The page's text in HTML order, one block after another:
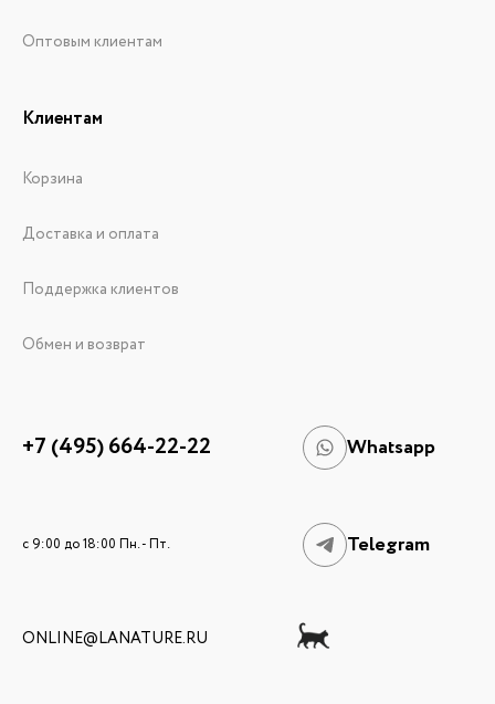
Оптовым клиентам
Клиентам
Корзина
Доставка и оплата
Поддержка клиентов
Обмен и возврат
+7 (495) 664-22-22 Whatsapp
c 9:00 до 18:00 Пн. - Пт. Telegram
ONLINE@LANATURE.RU